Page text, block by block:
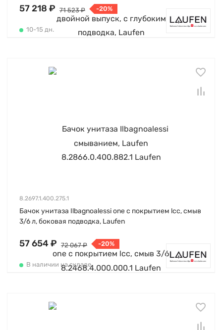
57 218 ₽ 71 523 ₽ -20%
10-15 дн.
8.2697.1.400.275.1
Бачок унитаза Ilbagnoalessi one c покрытием lcc, смыв
3/6 л, боковая подводка, Laufen
57 654 ₽ 72 067 ₽ -20%
В наличии на складе